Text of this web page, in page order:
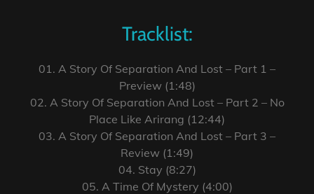
Tracklist:
01. A Story Of Separation And Lost – Part 1 –
Preview (1:48)
02. A Story Of Separation And Lost – Part 2 – No
Place Like Arirang (12:44)
03. A Story Of Separation And Lost – Part 3 –
Review (1:49)
04. Stay (8:27)
05. A Time Of Mystery (4:00)